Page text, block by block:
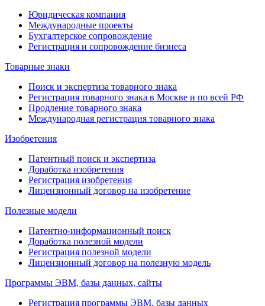
Юридическая компания
Международные проекты
Бухгалтерское сопровождение
Регистрация и сопровождение бизнеса
Товарные знаки
Поиск и экспертиза товарного знака
Регистрация товарного знака в Москве и по всей РФ
Продление товарного знака
Международная регистрация товарного знака
Изобретения
Патентный поиск и экспертиза
Доработка изобретения
Регистрация изобретения
Лицензионный договор на изобретение
Полезные модели
Патентно-информационный поиск
Доработка полезной модели
Регистрация полезной модели
Лицензионный договор на полезную модель
Программы ЭВМ, базы данных, сайты
Регистрация программы ЭВМ, базы данных